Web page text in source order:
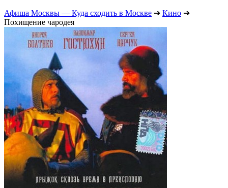
Афиша Москвы — Куда сходить в Москве ➔ Кино ➔
Похищение чародея